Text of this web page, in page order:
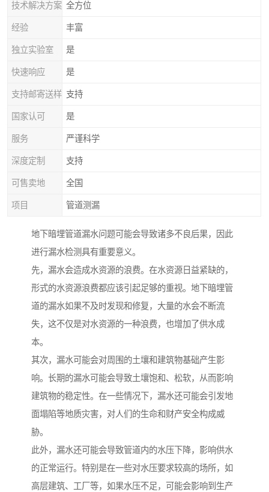
技术解决方案 全方位
经验 丰富
独立实验室 是
快速响应 是
支持邮寄送样 支持
国家认可 是
服务 严谨科学
深度定制 支持
可售卖地 全国
项目 管道测漏
地下暗埋管道漏水问题可能会导致诸多不良后果，因此
进行漏水检测具有重要意义。
先，漏水会造成水资源的浪费。在水资源日益紧缺的，
形式的水资源浪费都应该引起足够的重视。地下暗埋管
道的漏水如果不及时发现和修复，大量的水会不断流
失，这不仅是对水资源的一种浪费，也增加了供水成
本。
其次，漏水可能会对周围的土壤和建筑物基础产生影
响。长期的漏水可能会导致土壤饱和、松软，从而影响
建筑物的稳定性。在一些情况下，漏水还可能会引发地
面塌陷等地质灾害，对人们的生命和财产安全构成威
胁。
此外，漏水还可能会导致管道内的水压下降，影响供水
的正常运行。特别是在一些对水压要求较高的场所，如
高层建筑、工厂等，如果水压不足，可能会影响到生产